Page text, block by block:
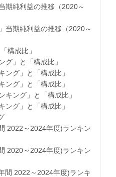
純利益の推移（2020～
期純利益の推移（2020～
構成比」
」と「構成比」
グ」と「構成比」
グ」と「構成比」
ング」と「構成比」
グ」と「構成比」
～2024年度)ランキン
～2024年度)ランキン
2022～2024年度)ランキ